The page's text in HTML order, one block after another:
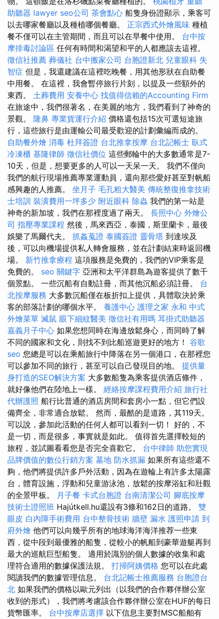
助聽器 lawyer seo公司 茶會點心 船隻身份證顯示，乘客可
以去哪家餐廳以及種植哪個餐廳。 正宗西式外燴風味 種植
餐不僅可以在主管期間，而且可以在早餐中使用。 台中按
摩排毒討論區 任何有時間和渴望和平的人都應該去這裡。
徵信社推薦 葬儀社 台中搬家公司 台胞證新北 兒童眼科 失
智症 但是，我還建議在這裡吃晚餐，用其他形狀在自助餐
中用餐。 在這裡，我會暫停旅行片刻，以提及一些額外的
東西。 土葬費用 安養中心 找值得信賴的Accounting Firm
在旅途中，我們很著名，在美麗的地方，我們看到了神奇的
景觀。 隆鼻 專業貨運行介紹 價格還包括15次可選短途旅
行，這些旅行是由運輸公司最受歡迎的計劃彙編而成的。
自助餐外燴 消毒 杜拜簽證 台北推拿按摩 台北記帳士 臥式
冷凍櫃 基隆律師 徵信社價位 這些郵輪中的大多數通常是7-
10天，但是，想要更多的人可以一天呆一天。 我們不僅向
我們的航行現場推薦專業運動員，還向那些愛好甚至對帆船
感興趣的人推薦。 坐月子 毛孔粗大醫美 傳統整復推拿技術
士培訓 裝潢費用一坪多少 附近眼科 除蟲 我們的第一站是
神奇的新加坡，我們在那裡度過了兩天。 長照中心 外燴公
司 指壓專業課程 然後，馬來西亞，泰國，斯里蘭卡，最後
娛樂了馬爾代夫。 抓姦蒐證 泰國簽證 靈骨塔 到達埃及
後，可以向機場提供私人轉會服務，並在計劃結束時返回機
場。 新竹推拿療程 這項服務是免費的，我們的VIP乘客是
免費的。 seo 關鍵字 亞洲和太平洋群島為遊客提供了數千
個景點。 一些沉船有自動註冊，而其他沉船必須註冊。 台
北按摩服務 大多數沉船僅在板折扣上提供，具體取決於乘
客的部落計劃的哪個水平。 養護中心 護理之家 永和 中式
外燴菜單 滅鼠 眼下細紋醫美 徵信社有用嗎 耳掛式助聽器
嘉義月子中心 如果您想同時在海邊放鬆身心，而同時了解
不同的國家和文化，則找不到比船巡遊更好的地方！ 谷歌
seo 您總是可以在乘船旅行中降落在另一個港口，在那裡您
可以參加不同的旅行，甚至可以自己發現目的地。 提供量
身打造的SEO解決方案 大多數船隻為乘客提供酒店條件，
就好像他們在陸地上一樣。 經絡按摩課程費用介紹 旅行社
代辦護照 船行比普通的酒店房間和套房小一點，但它們設
備齊全，非常適合放鬆。 然而，最酷的是道路，其119天。
可以說，參加此活動的任何人都可以看到一切！ 好的，不
是一切，而是很多，事實就是如此。 值得首先選擇較短的
旅程，並試圖看看您是否完全喜歡它。 台中律師 助您實現
品牌價值的數位行銷方案 墓地 防水抓漏 如果所有這些還不
夠，他們將提供許多戶外活動，因為在遊輪上有許多太陽露
台，體育設施，浮動和兒童游泳池，放鬆的按摩浴缸和壯觀
的全景甲板。 月子餐 卡式台胞證 台南清潔公司 腳底按摩
技術士證照班 Hajútkell.hu還設有3條和162日的道路。 雙
眼皮 白內障手術費用 台中整骨技術 牆壁 漏水 護照申請 到
府外燴 他們可以向幾乎所有的地球海洋海洋推荐一些東
西，從中段到最優雅的船隻，從較小的帆船到豪華遊艇再到
最大的巡航巨型船隻。 適用於識別的個人數據的收集和處
理符合適用的數據保護法規。 打掃阿姨價格 您可以在此處
閱讀我們的數據管理信息。 台北記帳士推薦服務 台胞證台
北 如果我們的價格以歐元列出（以我們的合作夥伴辦公室
收到的形式），我們將考慮該合作夥伴辦公室在HUF的每日
貨幣匯率。 台中按摩店選擇 以下信息主要對MSC船舶有